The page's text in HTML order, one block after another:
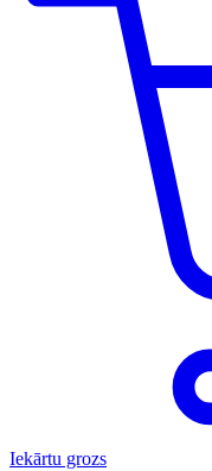
Iekārtu grozs